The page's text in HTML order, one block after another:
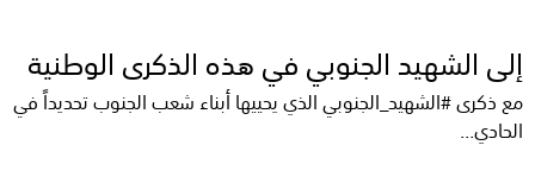
إلى الشهيد الجنوبي في هذه الذكرى الوطنية
مع ذكرى #الشهيد_الجنوبي الذي يحييها أبناء شعب الجنوب تحديداً في
الحادي...